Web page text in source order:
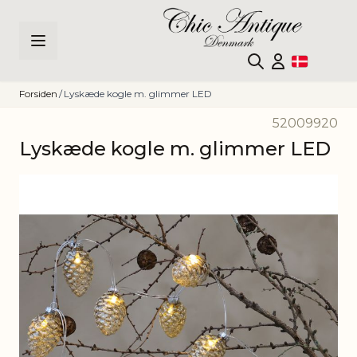
Forsiden / Lyskæde kogle m. glimmer LED
52009920
Lyskæde kogle m. glimmer LED